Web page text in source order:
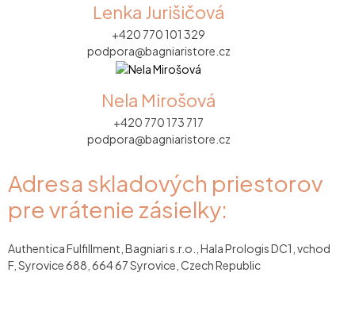
Lenka Jurišičová
+420 770 101 329
podpora@bagniaristore.cz
Nela Mirošová
+420 770 173 717
podpora@bagniaristore.cz
Adresa skladových priestorov
pre vrátenie zásielky:
Authentica Fulfillment, Bagniari s.r.o., Hala Prologis DC1, vchod
F, Syrovice 688, 664 67 Syrovice, Czech Republic